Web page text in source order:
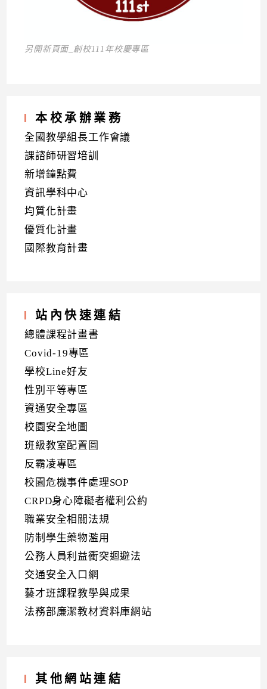
另開新頁面_創校111年校慶專區
本校承辦業務
全國教學組長工作會議
課諮師研習培訓
新增鐘點費
資訊學科中心
均質化計畫
優質化計畫
國際教育計畫
站內快速連結
總體課程計畫書
Covid-19專區
學校Line好友
性別平等專區
資通安全專區
校園安全地圖
班級教室配置圖
反霸凌專區
校園危機事件處理SOP
CRPD身心障礙者權利公約
職業安全相關法規
防制學生藥物濫用
公務人員利益衝突迴避法
交通安全入口網
藝才班課程教學與成果
法務部廉潔教材資料庫網站
其他網站連結